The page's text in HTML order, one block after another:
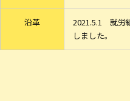
沿革
2021.5.1 就労
しました。